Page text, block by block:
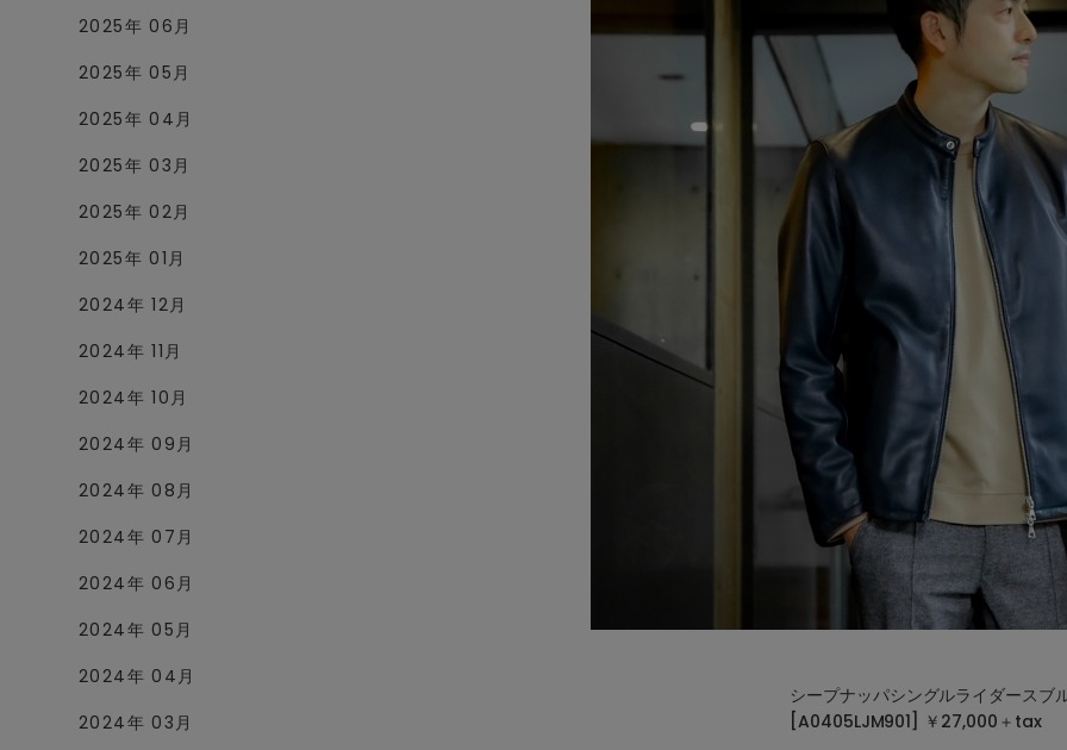
2025年 06月
2025年 05月
2025年 04月
2025年 03月
2025年 02月
2025年 01月
2024年 12月
2024年 11月
2024年 10月
2024年 09月
2024年 08月
2024年 07月
2024年 06月
2024年 05月
2024年 04月
2024年 03月
シープナッパシングルライダースブ
[A0405LJM901] ￥27,000＋tax